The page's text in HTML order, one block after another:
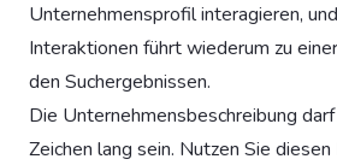
Unternehmensprofil interagieren,
Interaktionen führt wiederum zu
den Suchergebnissen.
Die Unternehmensbeschreibung
Zeichen lang sein. Nutzen Sie